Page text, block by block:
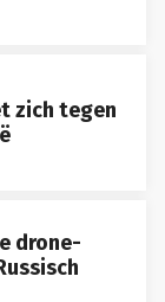
zich tegen
drone-